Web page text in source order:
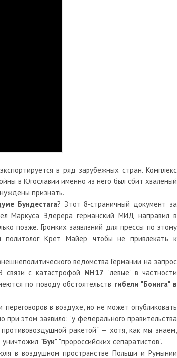
в ряд зарубежных стран. Комплекс
в Югославии именно из него был сбит хваленый
признать.
Бундестага? Этот 8-страничный документ за
Маркуса Эдерера германский МИД направил в
позже. Громких заявлений для прессы по этому
политолог Крет Майер, чтобы не привлекать к
ведомства Германии на запрос
связи с катастрофой МН17 "левые" в частности
по поводу обстоятельств гибели "Боинга" в
переговоров в воздухе, но не может опубликовать
при этом заявило: "у федерального правительства
ракетой" — хотя, как мы знаем,
уничтожил "Бук" "пророссийских сепаратистов".
в воздушном пространстве Польши и Румынии